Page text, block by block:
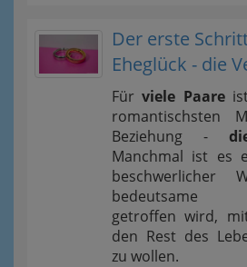
Der erste
Eheglück - die
Fürviele Paareist
romantischsten
Beziehung -
Manchmal ist es
beschwerlicher
bedeutsame
getroffen wird,
den Rest des
zu wollen.